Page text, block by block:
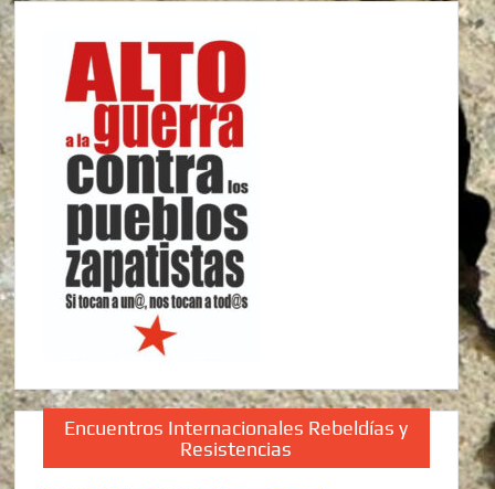
Encuentros Internacionales Rebeldías y
Resistencias